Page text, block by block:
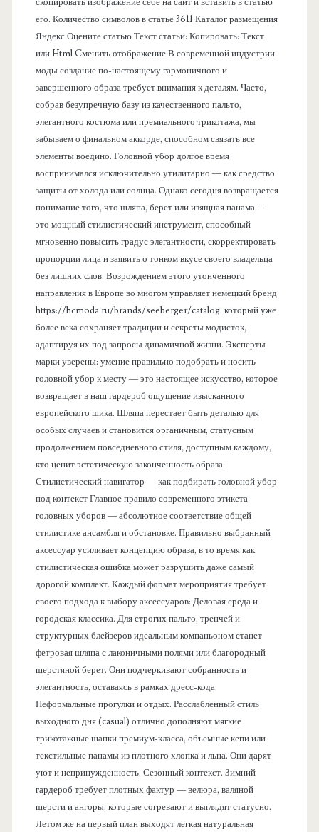
его. Количество символов в статье 3611 Каталог размещения
Яндекс Оцените статью Текст статьи: Копировать: Текст
или Html Cменить отображение В современной индустрии
моды создание по-настоящему гармоничного и
завершенного образа требует внимания к деталям. Часто,
собрав безупречную базу из качественного пальто,
элегантного костюма или премиального трикотажа, мы
забываем о финальном аккорде, способном связать все
элементы воедино. Головной убор долгое время
воспринимался исключительно утилитарно — как средство
защиты от холода или солнца. Однако сегодня возвращается
понимание того, что шляпа, берет или изящная панама —
это мощный стилистический инструмент, способный
мгновенно повысить градус элегантности, скорректировать
пропорции лица и заявить о тонком вкусе своего владельца
без лишних слов. Возрождением этого утонченного
направления в Европе во многом управляет немецкий бренд
https://hcmoda.ru/brands/seeberger/catalog, который уже
более века сохраняет традиции и секреты модисток,
адаптируя их под запросы динамичной жизни. Эксперты
марки уверены: умение правильно подобрать и носить
головной убор к месту — это настоящее искусство, которое
возвращает в наш гардероб ощущение изысканного
европейского шика. Шляпа перестает быть деталью для
особых случаев и становится органичным, статусным
продолжением повседневного стиля, доступным каждому,
кто ценит эстетическую законченность образа.
Стилистический навигатор — как подбирать головной убор
под контекст Главное правило современного этикета
головных уборов — абсолютное соответствие общей
стилистике ансамбля и обстановке. Правильно выбранный
аксессуар усиливает концепцию образа, в то время как
стилистическая ошибка может разрушить даже самый
дорогой комплект. Каждый формат мероприятия требует
своего подхода к выбору аксессуаров: Деловая среда и
городская классика. Для строгих пальто, тренчей и
структурных блейзеров идеальным компаньоном станет
фетровая шляпа с лаконичными полями или благородный
шерстяной берет. Они подчеркивают собранность и
элегантность, оставаясь в рамках дресс-кода.
Неформальные прогулки и отдых. Расслабленный стиль
выходного дня (casual) отлично дополняют мягкие
трикотажные шапки премиум-класса, объемные кепи или
текстильные панамы из плотного хлопка и льна. Они дарят
уют и непринужденность. Сезонный контекст. Зимний
гардероб требует плотных фактур — велюра, валяной
шерсти и ангоры, которые согревают и выглядят статусно.
Летом же на первый план выходят легкая натуральная